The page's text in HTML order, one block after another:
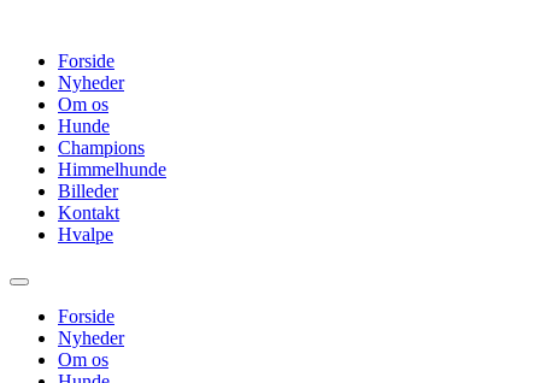
indholdForside
Nyheder
Om os
Hunde
Champions
Himmelhunde
Billeder
Kontakt
Hvalpe
Forside
Nyheder
Om os